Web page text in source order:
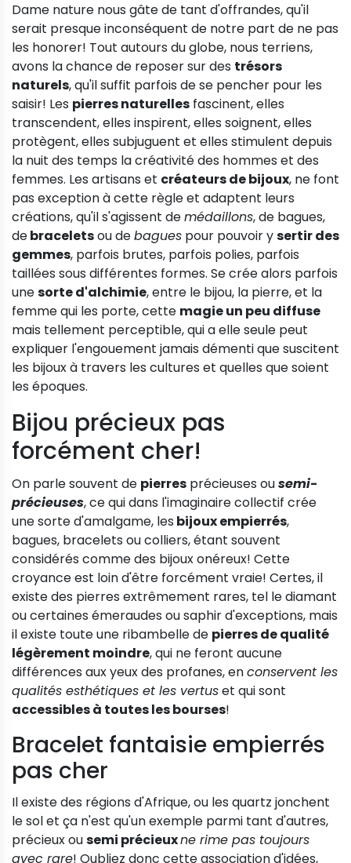
Dame nature nous gâte de tant d'offrandes, qu'il
serait presque inconséquent de notre part de ne pas
les honorer! Tout autours du globe, nous terriens,
avons la chance de reposer sur des trésors
naturels, qu'il suffit parfois de se pencher pour les
saisir! Les pierres naturelles fascinent, elles
transcendent, elles inspirent, elles soignent, elles
protègent, elles subjuguent et elles stimulent depuis
la nuit des temps la créativité des hommes et des
femmes. Les artisans et créateurs de bijoux, ne font
pas exception à cette règle et adaptent leurs
créations, qu'il s'agissent demédaillons, de bagues,
debraceletsou debagues pour pouvoir ysertir des
gemmes, parfois brutes, parfois polies, parfois
taillées sous différentes formes. Se crée alors parfois
unesorte d'alchimie, entre le bijou, la pierre, et la
femme qui les porte, cette magie un peu diffuse
mais tellement perceptible, qui a elle seule peut
expliquer l'engouement jamais démenti que suscitent
les bijoux à travers les cultures et quelles que soient
les époques.
Bijou précieux pas
forcément cher!
On parle souvent de pierres précieuses ousemi-
précieuses, ce qui dans l'imaginaire collectif crée
une sorte d'amalgame, les bijoux empierrés,
bagues, bracelets ou colliers, étant souvent
considérés comme des bijoux onéreux! Cette
croyance est loin d'être forcément vraie! Certes, il
existe des pierres extrêmement rares, tel le diamant
ou certaines émeraudes ou saphir d'exceptions, mais
il existe toute une ribambelle de pierres de qualité
légèrement moindre, qui ne feront aucune
différences aux yeux des profanes, enconservent les
qualités esthétiques et les vertuset qui sont
accessibles à toutes les bourses!
Bracelet fantaisie empierrés
pas cher
Il existe des régions d'Afrique, ou les quartz jonchent
le sol et ça n'est qu'un exemple parmi tant d'autres,
précieux ousemi précieuxne rime pas toujours
avec rare! Oubliez donc cette association d'idées,